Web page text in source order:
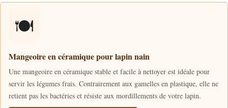
🍽️
Mangeoire en céramique pour lapin nain
Une mangeoire en céramique stable et facile à nettoyer est idéale pour
servir les légumes frais. Contrairement aux gamelles en plastique, elle ne
retient pas les bactéries et résiste aux mordillements de votre lapin.